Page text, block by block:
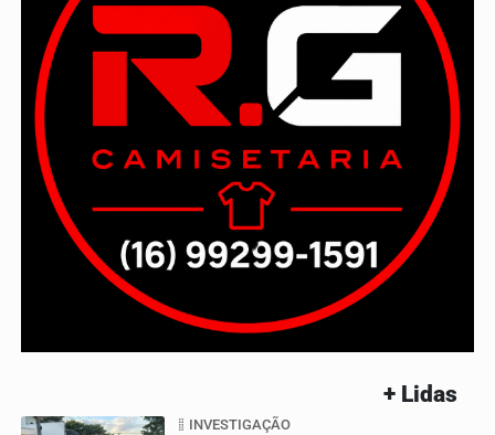
+ Lidas
INVESTIGAÇÃO